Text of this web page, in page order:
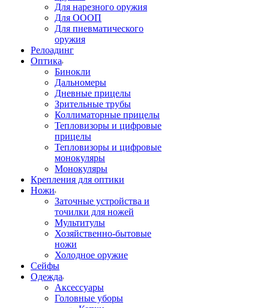
Для нарезного оружия
Для ОООП
Для пневматического
оружия
Релоадинг
Оптика
Бинокли
Дальномеры
Дневные прицелы
Зрительные трубы
Коллиматорные прицелы
Тепловизоры и цифровые
прицелы
Тепловизоры и цифровые
монокуляры
Монокуляры
Крепления для оптики
Ножи
Заточные устройства и
точилки для ножей
Мультитулы
Хозяйственно-бытовые
ножи
Холодное оружие
Сейфы
Одежда
Аксессуары
Головные уборы